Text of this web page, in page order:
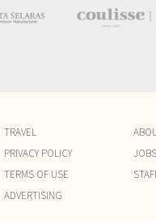
TRAVEL
PRIVACY POLICY
TERMS OF USE
ADVERTISING
JOBS